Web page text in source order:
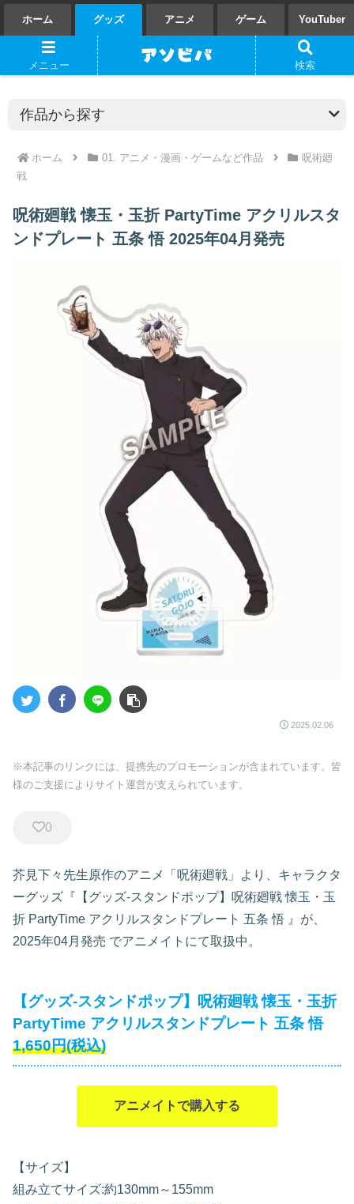
ホーム グッズ アニメ ゲーム YouTuber
ホーム 01. アニメ・漫画・ゲームなど作品
呪術廻
戦
呪術廻戦 懐玉・玉折 PartyTime アクリルスタ
ンドプレート 五条 悟 2025年04月発売
2025.02.06
※本記事のリンクには、提携先のプロモーションが含まれています。皆
様のご支援によりサイト運営が支えられています。
0
芥見下々先生原作のアニメ「呪術廻戦」より、キャラクタ
ーグッズ『【グッズ-スタンドポップ】呪術廻戦 懐玉・玉
折 PartyTime アクリルスタンドプレート 五条 悟 』が、
2025年04月発売 でアニメイトにて取扱中。
【グッズ-スタンドポップ】呪術廻戦 懐玉・玉折
PartyTime アクリルスタンドプレート 五条 悟
1,650円(税込)
アニメイトで購入する
【サイズ】
組み立てサイズ:約130mm～155mm
メニュー 検索